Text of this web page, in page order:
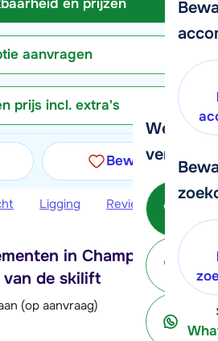
We
verder!
Bel
en prijzen
aanvragen
prijs incl. extra's
Bewaren
Ligging Reviews
in Champagny en
de skilift
(op aanvraag)